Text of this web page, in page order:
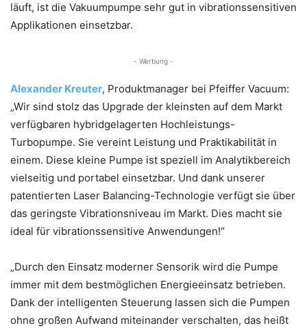
läuft, ist die Vakuumpumpe sehr gut in vibrationssensitiven
Applikationen einsetzbar.
- Werbung -
Alexander Kreuter, Produktmanager bei Pfeiffer Vacuum:
„Wir sind stolz das Upgrade der kleinsten auf dem Markt
verfügbaren hybridgelagerten Hochleistungs-
Turbopumpe. Sie vereint Leistung und Praktikabilität in
einem. Diese kleine Pumpe ist speziell im Analytikbereich
vielseitig und portabel einsetzbar. Und dank unserer
patentierten Laser Balancing-Technologie verfügt sie über
das geringste Vibrationsniveau im Markt. Dies macht sie
ideal für vibrationssensitive Anwendungen!“
„Durch den Einsatz moderner Sensorik wird die Pumpe
immer mit dem bestmöglichen Energieeinsatz betrieben.
Dank der intelligenten Steuerung lassen sich die Pumpen
ohne großen Aufwand miteinander verschalten, das heißt